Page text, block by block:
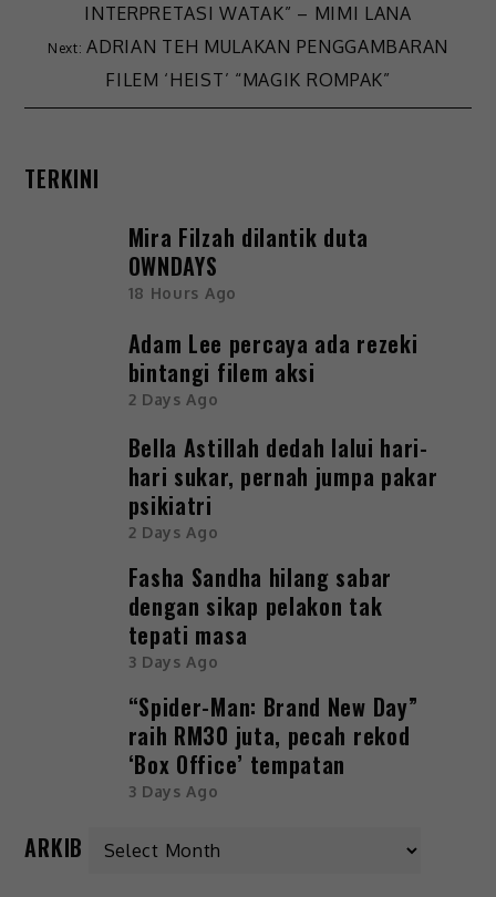
INTERPRETASI WATAK” – MIMI LANA
ADRIAN TEH MULAKAN PENGGAMBARAN
FILEM ‘HEIST’ “MAGIK ROMPAK”
TERKINI
Mira Filzah dilantik duta
OWNDAYS
18 Hours Ago
Adam Lee percaya ada rezeki
bintangi filem aksi
2 Days Ago
Bella Astillah dedah lalui hari-
hari sukar, pernah jumpa pakar
psikiatri
2 Days Ago
Fasha Sandha hilang sabar
dengan sikap pelakon tak
tepati masa
3 Days Ago
“Spider-Man: Brand New Day”
raih RM30 juta, pecah rekod
‘Box Office’ tempatan
3 Days Ago
ARKIB